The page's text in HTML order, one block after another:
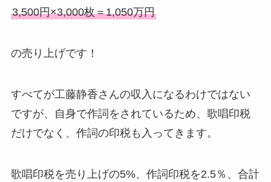
3,500円×3,000枚＝1,050万円
の売り上げです！
すべてが工藤静香さんの収入になるわけではない
ですが、自身で作詞をされているため、歌唱印税
だけでなく、作詞の印税も入ってきます。
歌唱印税を売り上げの5%、作詞印税を2.5％、合計